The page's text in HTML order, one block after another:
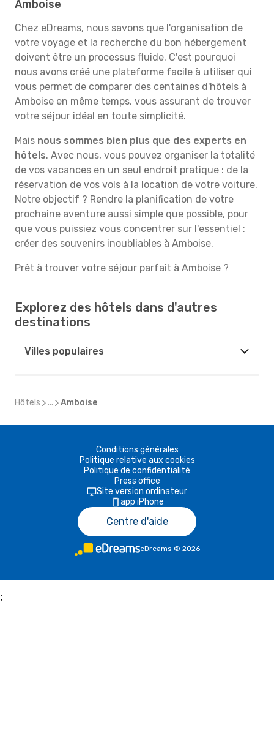
Amboise
Chez eDreams, nous savons que l'organisation de
votre voyage et la recherche du bon hébergement
doivent être un processus fluide. C'est pourquoi
nous avons créé une plateforme facile à utiliser qui
vous permet de comparer des centaines d'hôtels à
Amboise en même temps, vous assurant de trouver
votre séjour idéal en toute simplicité.
Mais nous sommes bien plus que des experts en
hôtels. Avec nous, vous pouvez organiser la totalité
de vos vacances en un seul endroit pratique : de la
réservation de vos vols à la location de votre voiture.
Notre objectif ? Rendre la planification de votre
prochaine aventure aussi simple que possible, pour
que vous puissiez vous concentrer sur l'essentiel :
créer des souvenirs inoubliables à Amboise.
Prêt à trouver votre séjour parfait à Amboise ?
Explorez des hôtels dans d'autres
destinations
Villes populaires
Hôtels ... Amboise
Conditions générales
Politique relative aux cookies
Politique de confidentialité
Press office
Site version ordinateur
app iPhone
Centre d'aide
eDreams © 2026
;